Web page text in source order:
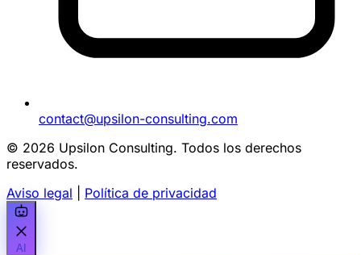
contact@upsilon-consulting.com
© 2026 Upsilon Consulting. Todos los derechos
reservados.
Aviso legal
Política de privacidad
AI